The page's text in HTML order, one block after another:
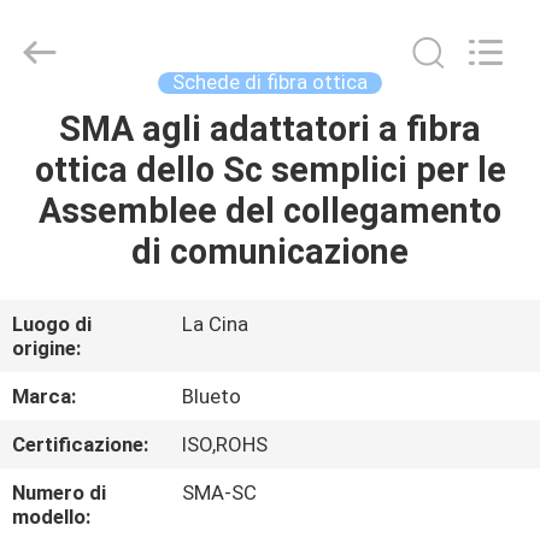
CASA
PRODOTTI
NOI
GIRO
DELLA
FABBRICA
Blueto
Electronics&Communication
Schede di fibra ottica
SMA agli adattatori a fibra
ottica dello Sc semplici per le
Assemblee del collegamento
di comunicazione
Luogo di
origine:
La Cina
Marca:
Blueto
Certificazione:
ISO,ROHS
Numero di
modello:
SMA-SC